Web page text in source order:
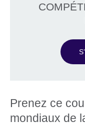
Prenez ce
mondiaux de